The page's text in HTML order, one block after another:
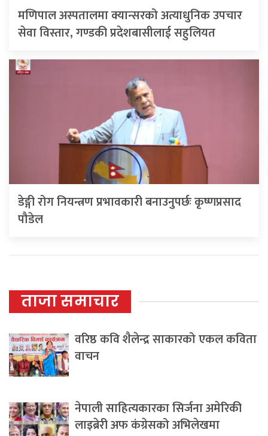
मणिपाल अस्पतालमा क्यान्सरको अत्याधुनिक उपचार
सेवा विस्तार, गण्डकी प्रदेशबासीलाई सहुलियत
डेङ्गी रोग नियन्त्रण प्रभावकारी बनाउनुपर्छः कृष्णप्रसाद
पौडेल
ताजा समाचार
वरिष्ठ कवि शैलेन्द्र साकारको एकल कविता
वाचन
नेपाली साहित्यकारका सिर्जना अमेरिकी
लाइब्रेरी अफ कंग्रेसको अभिलेखमा